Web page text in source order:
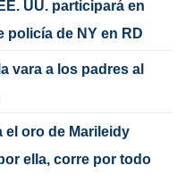
UU. participará en
policía de NY en RD
vara a los padres al
el oro de Marileidy
ella, corre por todo